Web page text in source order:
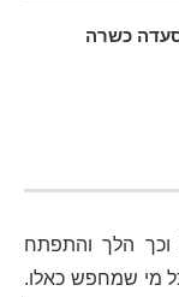
כשרה
הלך והתפתח
מי שמחפש כאלו.